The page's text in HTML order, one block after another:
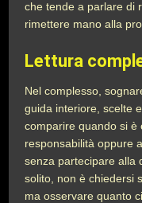
che tende a parlare di
rimettere mano alla
Lettura
Nel complesso,
guida interiore, scelte
comparire quando si è
responsabilità oppure
senza partecipare alla
solito, non è chiedersi
ma osservare quanto